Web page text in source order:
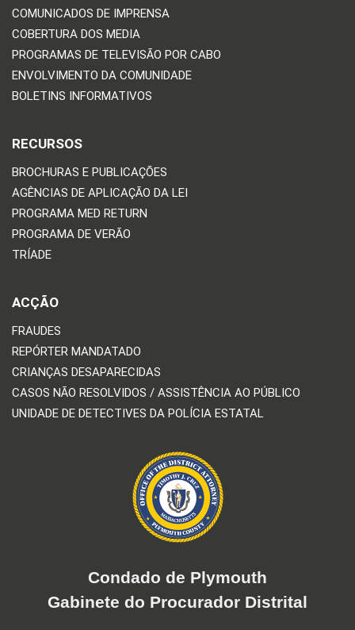
COMUNICADOS DE IMPRENSA
COBERTURA DOS MEDIA
PROGRAMAS DE TELEVISÃO POR CABO
ENVOLVIMENTO DA COMUNIDADE
BOLETINS INFORMATIVOS
RECURSOS
BROCHURAS E PUBLICAÇÕES
AGÊNCIAS DE APLICAÇÃO DA LEI
PROGRAMA MED RETURN
PROGRAMA DE VERÃO
TRÍADE
ACÇÃO
FRAUDES
REPÓRTER MANDATADO
CRIANÇAS DESAPARECIDAS
CASOS NÃO RESOLVIDOS / ASSISTÊNCIA AO PÚBLICO
UNIDADE DE DETECTIVES DA POLÍCIA ESTATAL
Condado de Plymouth
Gabinete do Procurador Distrital